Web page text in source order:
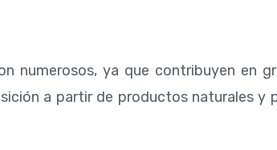
numerosos, ya que contribuyen en
a partir de productos naturales y